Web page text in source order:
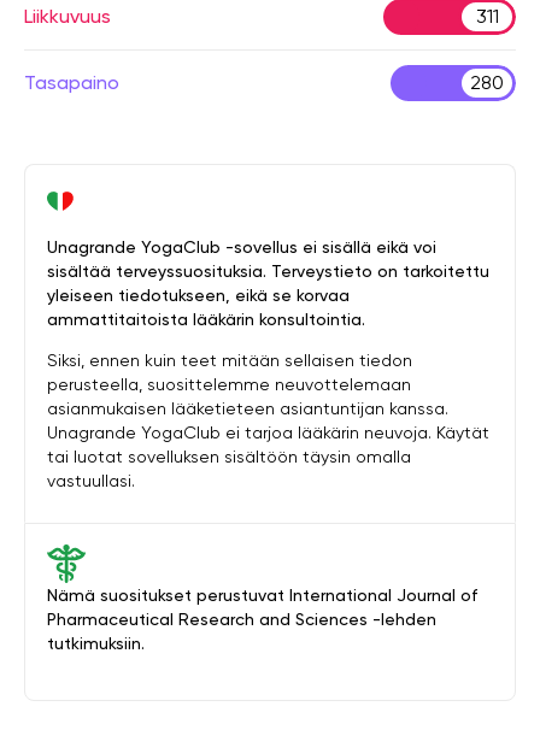
Liikkuvuus 311
Tasapaino 280
Nämä suositukset perustuvat International Journal of
Pharmaceutical Research and Sciences -lehden
tutkimuksiin.
Unagrande YogaClub -sovellus ei sisällä eikä voi
sisältää terveyssuosituksia. Terveystieto on tarkoitettu
yleiseen tiedotukseen, eikä se korvaa
ammattitaitoista lääkärin konsultointia.
Siksi, ennen kuin teet mitään sellaisen tiedon
perusteella, suosittelemme neuvottelemaan
asianmukaisen lääketieteen asiantuntijan kanssa.
Unagrande YogaClub ei tarjoa lääkärin neuvoja. Käytät
tai luotat sovelluksen sisältöön täysin omalla
vastuullasi.